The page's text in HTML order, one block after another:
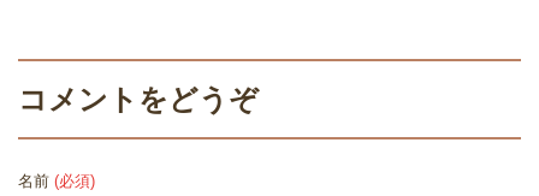
コメントをどうぞ
名前 (必須)